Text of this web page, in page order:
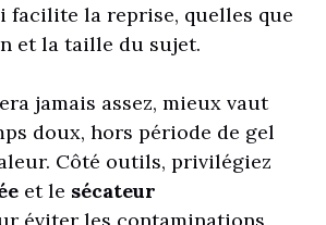
facilite la reprise, quelles que
et la taille du sujet.
jamais assez, mieux vaut
doux, hors période de gel
Côté outils, privilégiez
et le sécateur